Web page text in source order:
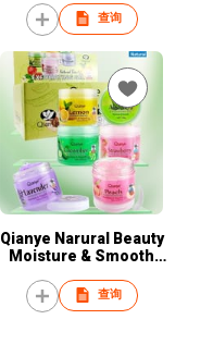
查询
Qianye Narural Beauty
Moisture & Smooth
查询